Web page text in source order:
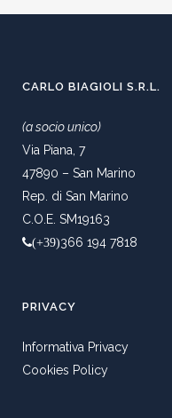
CARLO BIAGIOLI S.R.L.
(a socio unico)
Via Piana, 7
47890 – San Marino
Rep. di San Marino
C.O.E. SM19163
(+39)366 194 7818
PRIVACY
Informativa Privacy
Cookies Policy